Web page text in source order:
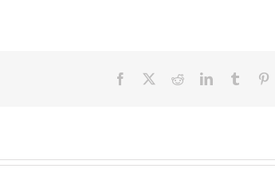
Facebook RedditLinkedInTumblr